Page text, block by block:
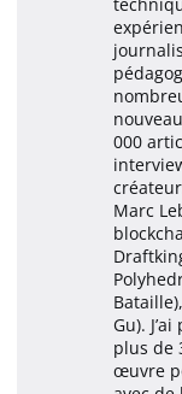
000
Marc
Gu).
plus de
œuvre